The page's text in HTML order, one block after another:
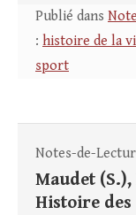
Publié dans
: histoire de la
sport
Notes-de-
Maudet
Histoire des